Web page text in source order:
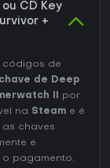
CD Key
+
códigos de
chave de Deep
II
por
na Steam e é
chaves
e
pagamento.